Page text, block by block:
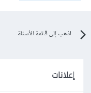
اذهب إلى قائمة الأسئلة
إعلانات